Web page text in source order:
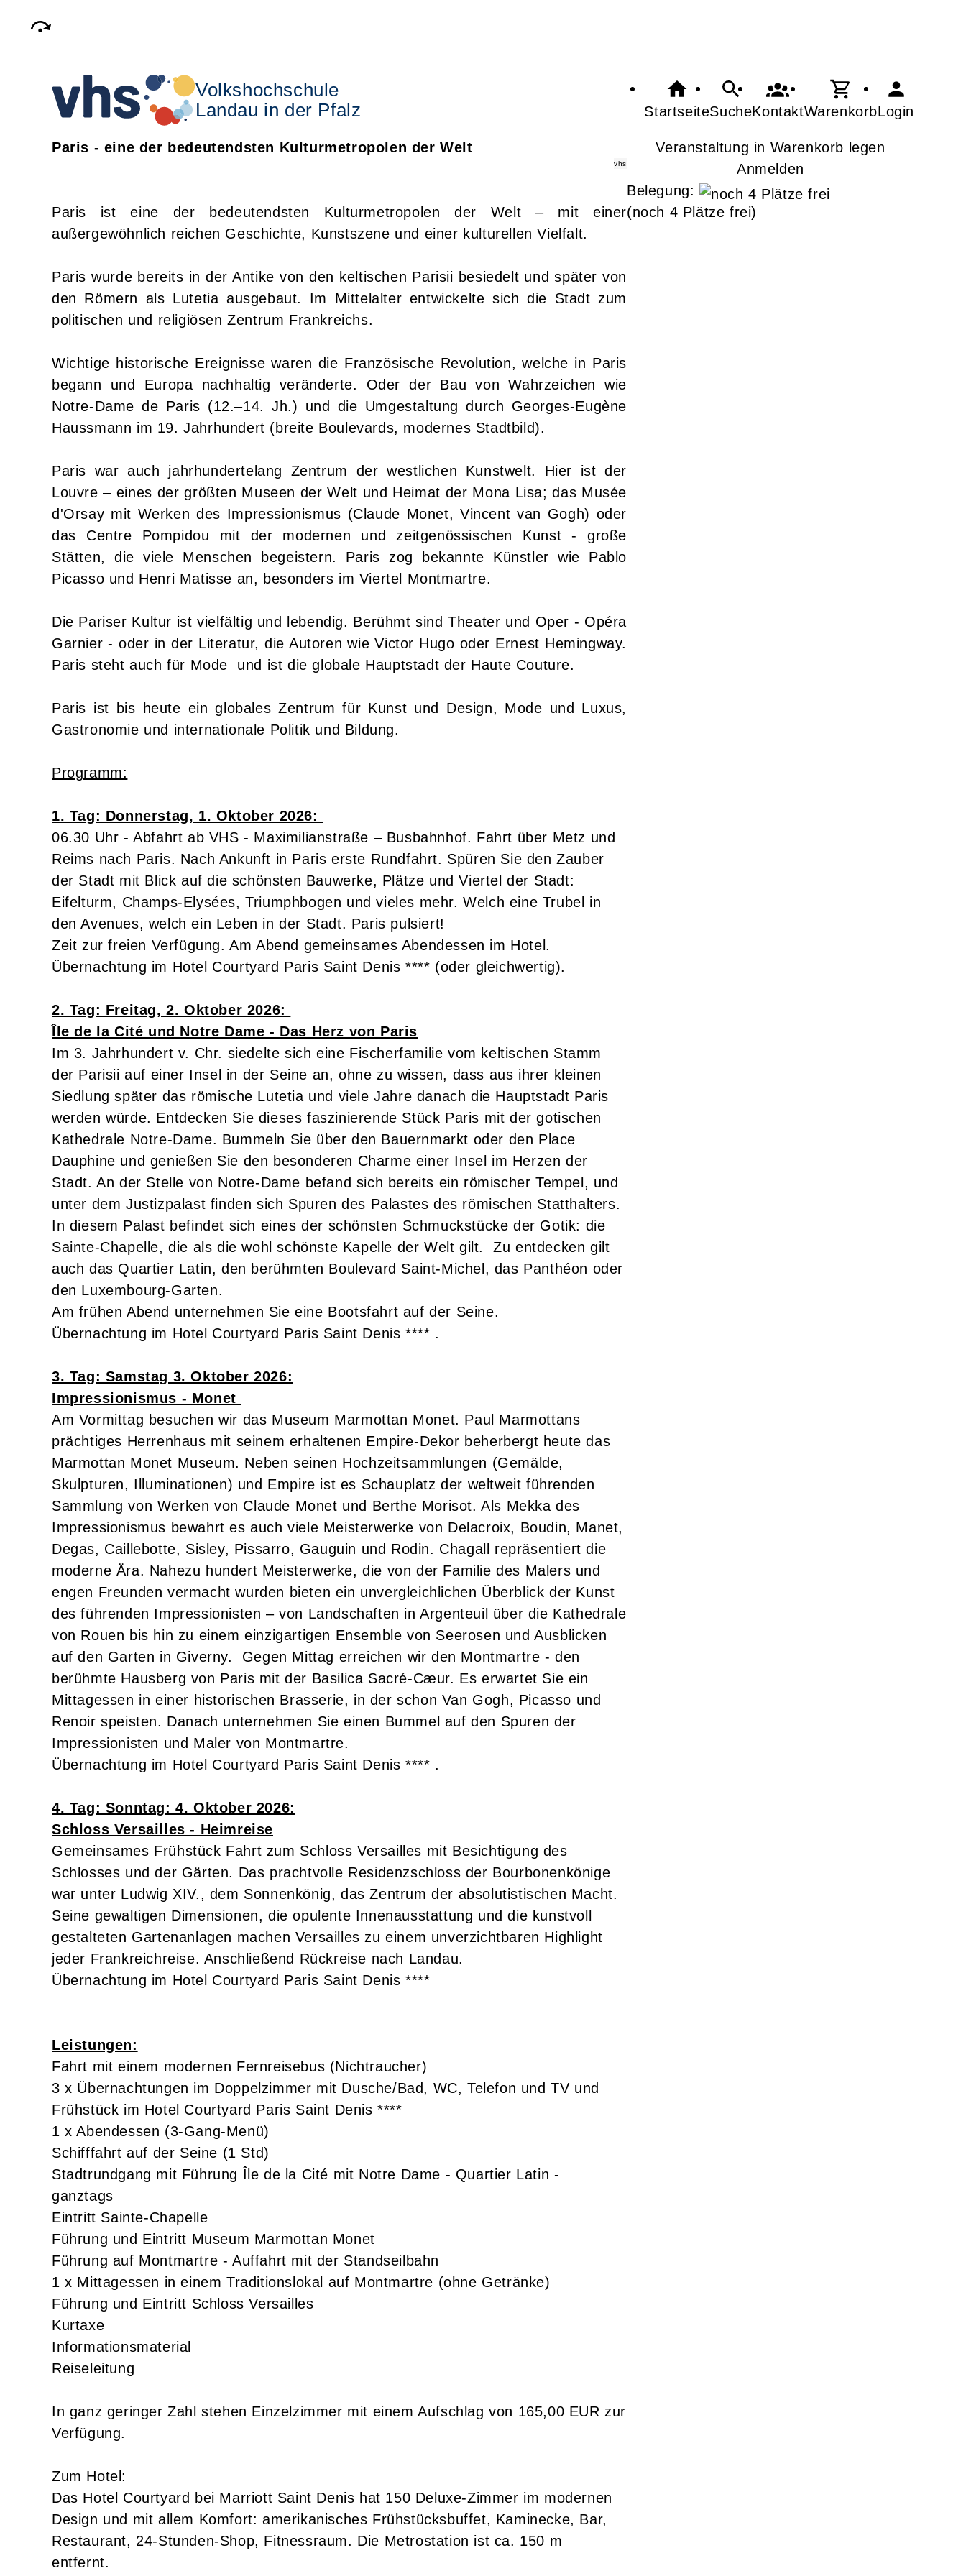
Volkshochschule
Landau in der Pfalz
StartseiteSucheKontaktWarenkorbLogin
Paris - eine der bedeutendsten Kulturmetropolen der Welt
vhs
Paris ist eine der bedeutendsten Kulturmetropolen der Welt – mit einer
außergewöhnlich reichen Geschichte, Kunstszene und einer kulturellen Vielfalt.
Paris wurde bereits in der Antike von den keltischen Parisii besiedelt und später von
den Römern als Lutetia ausgebaut. Im Mittelalter entwickelte sich die Stadt zum
politischen und religiösen Zentrum Frankreichs.
Wichtige historische Ereignisse waren die Französische Revolution, welche in Paris
begann und Europa nachhaltig veränderte. Oder der Bau von Wahrzeichen wie
Notre-Dame de Paris (12.–14. Jh.) und die Umgestaltung durch Georges-Eugène
Haussmann im 19. Jahrhundert (breite Boulevards, modernes Stadtbild).
Paris war auch jahrhundertelang Zentrum der westlichen Kunstwelt. Hier ist der
Louvre – eines der größten Museen der Welt und Heimat der Mona Lisa; das Musée
d'Orsay mit Werken des Impressionismus (Claude Monet, Vincent van Gogh) oder
das Centre Pompidou mit der modernen und zeitgenössischen Kunst - große
Stätten, die viele Menschen begeistern. Paris zog bekannte Künstler wie Pablo
Picasso und Henri Matisse an, besonders im Viertel Montmartre.
Die Pariser Kultur ist vielfältig und lebendig. Berühmt sind Theater und Oper - Opéra
Garnier - oder in der Literatur, die Autoren wie Victor Hugo oder Ernest Hemingway.
Paris steht auch für Mode und ist die globale Hauptstadt der Haute Couture.
Paris ist bis heute ein globales Zentrum für Kunst und Design, Mode und Luxus,
Gastronomie und internationale Politik und Bildung.
Programm:
1. Tag: Donnerstag, 1. Oktober 2026:
06.30 Uhr - Abfahrt ab VHS - Maximilianstraße – Busbahnhof. Fahrt über Metz und
Reims nach Paris. Nach Ankunft in Paris erste Rundfahrt. Spüren Sie den Zauber
der Stadt mit Blick auf die schönsten Bauwerke, Plätze und Viertel der Stadt:
Eifelturm, Champs-Elysées, Triumphbogen und vieles mehr. Welch eine Trubel in
den Avenues, welch ein Leben in der Stadt. Paris pulsiert!
Zeit zur freien Verfügung. Am Abend gemeinsames Abendessen im Hotel.
Übernachtung im Hotel Courtyard Paris Saint Denis **** (oder gleichwertig).
2. Tag: Freitag, 2. Oktober 2026:
Île de la Cité und Notre Dame - Das Herz von Paris
Im 3. Jahrhundert v. Chr. siedelte sich eine Fischerfamilie vom keltischen Stamm
der Parisii auf einer Insel in der Seine an, ohne zu wissen, dass aus ihrer kleinen
Siedlung später das römische Lutetia und viele Jahre danach die Hauptstadt Paris
werden würde. Entdecken Sie dieses faszinierende Stück Paris mit der gotischen
Kathedrale Notre-Dame. Bummeln Sie über den Bauernmarkt oder den Place
Dauphine und genießen Sie den besonderen Charme einer Insel im Herzen der
Stadt. An der Stelle von Notre-Dame befand sich bereits ein römischer Tempel, und
unter dem Justizpalast finden sich Spuren des Palastes des römischen Statthalters.
In diesem Palast befindet sich eines der schönsten Schmuckstücke der Gotik: die
Sainte-Chapelle, die als die wohl schönste Kapelle der Welt gilt. Zu entdecken gilt
auch das Quartier Latin, den berühmten Boulevard Saint-Michel, das Panthéon oder
den Luxembourg-Garten.
Am frühen Abend unternehmen Sie eine Bootsfahrt auf der Seine.
Übernachtung im Hotel Courtyard Paris Saint Denis **** .
3. Tag: Samstag 3. Oktober 2026:
Impressionismus - Monet
Am Vormittag besuchen wir das Museum Marmottan Monet. Paul Marmottans
prächtiges Herrenhaus mit seinem erhaltenen Empire-Dekor beherbergt heute das
Marmottan Monet Museum. Neben seinen Hochzeitsammlungen (Gemälde,
Skulpturen, Illuminationen) und Empire ist es Schauplatz der weltweit führenden
Sammlung von Werken von Claude Monet und Berthe Morisot. Als Mekka des
Impressionismus bewahrt es auch viele Meisterwerke von Delacroix, Boudin, Manet,
Degas, Caillebotte, Sisley, Pissarro, Gauguin und Rodin. Chagall repräsentiert die
moderne Ära. Nahezu hundert Meisterwerke, die von der Familie des Malers und
engen Freunden vermacht wurden bieten ein unvergleichlichen Überblick der Kunst
des führenden Impressionisten – von Landschaften in Argenteuil über die Kathedrale
von Rouen bis hin zu einem einzigartigen Ensemble von Seerosen und Ausblicken
auf den Garten in Giverny. Gegen Mittag erreichen wir den Montmartre - den
berühmte Hausberg von Paris mit der Basilica Sacré-Cæur. Es erwartet Sie ein
Mittagessen in einer historischen Brasserie, in der schon Van Gogh, Picasso und
Renoir speisten. Danach unternehmen Sie einen Bummel auf den Spuren der
Impressionisten und Maler von Montmartre.
Übernachtung im Hotel Courtyard Paris Saint Denis **** .
4. Tag: Sonntag: 4. Oktober 2026:
Schloss Versailles - Heimreise
Gemeinsames Frühstück Fahrt zum Schloss Versailles mit Besichtigung des
Schlosses und der Gärten. Das prachtvolle Residenzschloss der Bourbonenkönige
war unter Ludwig XIV., dem Sonnenkönig, das Zentrum der absolutistischen Macht.
Seine gewaltigen Dimensionen, die opulente Innenausstattung und die kunstvoll
gestalteten Gartenanlagen machen Versailles zu einem unverzichtbaren Highlight
jeder Frankreichreise. Anschließend Rückreise nach Landau.
Übernachtung im Hotel Courtyard Paris Saint Denis ****
Leistungen:
Fahrt mit einem modernen Fernreisebus (Nichtraucher)
3 x Übernachtungen im Doppelzimmer mit Dusche/Bad, WC, Telefon und TV und
Frühstück im Hotel Courtyard Paris Saint Denis ****
1 x Abendessen (3-Gang-Menü)
Schifffahrt auf der Seine (1 Std)
Stadtrundgang mit Führung Île de la Cité mit Notre Dame - Quartier Latin -
ganztags
Eintritt Sainte-Chapelle
Führung und Eintritt Museum Marmottan Monet
Führung auf Montmartre - Auffahrt mit der Standseilbahn
1 x Mittagessen in einem Traditionslokal auf Montmartre (ohne Getränke)
Führung und Eintritt Schloss Versailles
Kurtaxe
Informationsmaterial
Reiseleitung
In ganz geringer Zahl stehen Einzelzimmer mit einem Aufschlag von 165,00 EUR zur
Verfügung.
Zum Hotel:
Das Hotel Courtyard bei Marriott Saint Denis hat 150 Deluxe-Zimmer im modernen
Design und mit allem Komfort: amerikanisches Frühstücksbuffet, Kaminecke, Bar,
Restaurant, 24-Stunden-Shop, Fitnessraum. Die Metrostation ist ca. 150 m
entfernt.
Veranstaltung in Warenkorb legen
Anmelden
Belegung:
(noch 4 Plätze frei)